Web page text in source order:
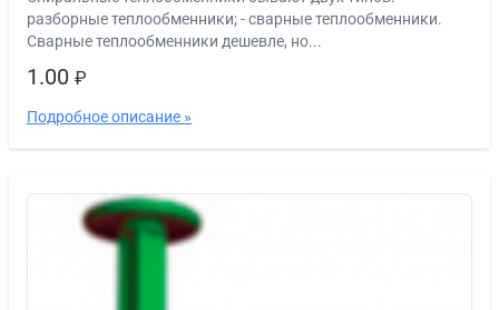
разборные теплообменники; - сварные теплообменники.
Сварные теплообменники дешевле, но...
1.00 ₽
Подробное описание »